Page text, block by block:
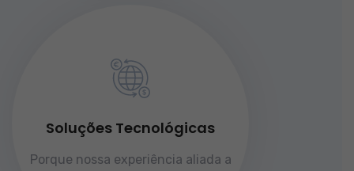
Soluções Tecnológicas
Porque nossa experiência aliada a